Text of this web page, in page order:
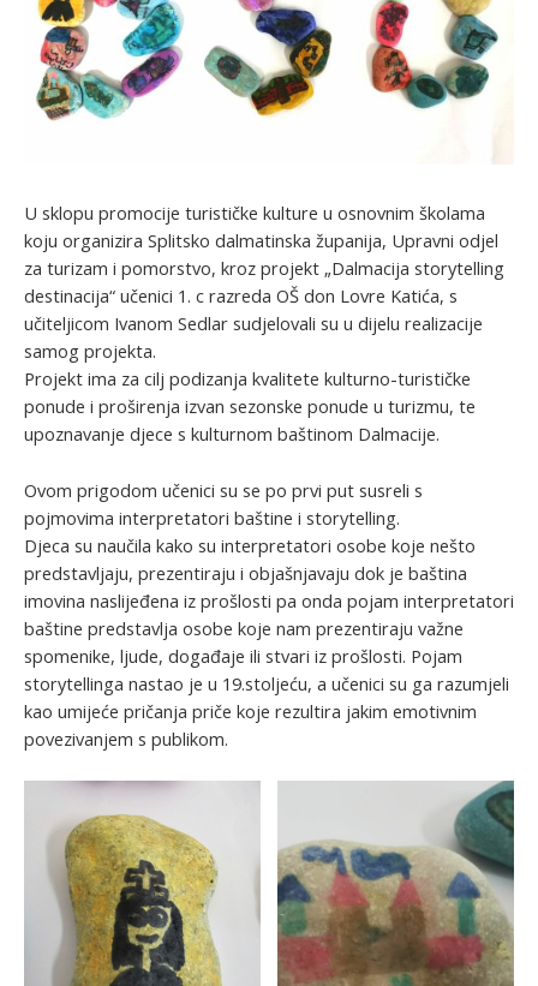
U sklopu promocije turističke kulture u osnovnim školama
koju organizira Splitsko dalmatinska županija, Upravni odjel
za turizam i pomorstvo, kroz projekt „Dalmacija storytelling
destinacija“ učenici 1. c razreda OŠ don Lovre Katića, s
učiteljicom Ivanom Sedlar sudjelovali su u dijelu realizacije
samog projekta.
Projekt ima za cilj podizanja kvalitete kulturno-turističke
ponude i proširenja izvan sezonske ponude u turizmu, te
upoznavanje djece s kulturnom baštinom Dalmacije.
Ovom prigodom učenici su se po prvi put susreli s
pojmovima interpretatori baštine i storytelling.
Djeca su naučila kako su interpretatori osobe koje nešto
predstavljaju, prezentiraju i objašnjavaju dok je baština
imovina naslijeđena iz prošlosti pa onda pojam interpretatori
baštine predstavlja osobe koje nam prezentiraju važne
spomenike, ljude, događaje ili stvari iz prošlosti. Pojam
storytellinga nastao je u 19.stoljeću, a učenici su ga razumjeli
kao umijeće pričanja priče koje rezultira jakim emotivnim
povezivanjem s publikom.